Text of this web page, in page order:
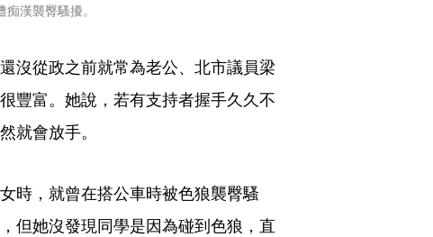
漢襲臀騷擾。
沒從政之前就常為老公、北市議員梁
豐富。她說，若有支持者握手久久不
就會放手。
時，就曾在搭公車時被色狼襲臀騷
但她沒發現同學是因為碰到色狼，直